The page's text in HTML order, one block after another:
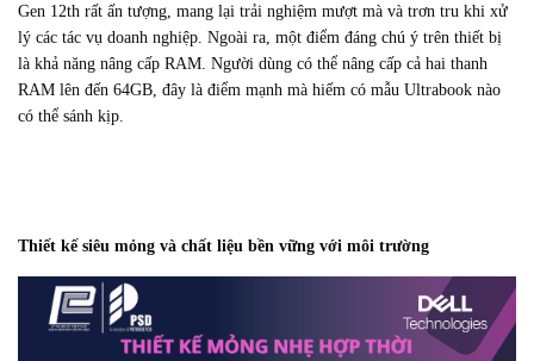
Gen 12th rất ấn tượng, mang lại trải nghiệm mượt mà và trơn tru khi xử
lý các tác vụ doanh nghiệp. Ngoài ra, một điểm đáng chú ý trên thiết bị
là khả năng nâng cấp RAM. Người dùng có thể nâng cấp cả hai thanh
RAM lên đến 64GB, đây là điểm mạnh mà hiếm có mẫu Ultrabook nào
có thể sánh kịp.
Thiết kế siêu mỏng và chất liệu bền vững với môi trường